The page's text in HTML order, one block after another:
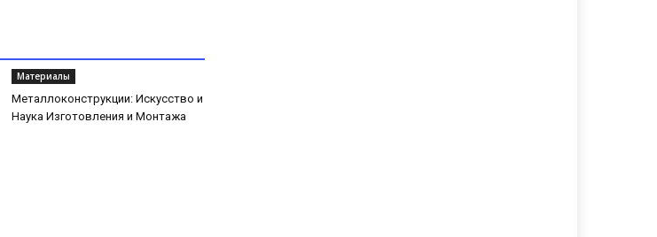
Материалы
Металлоконструкции: Искусство и
Наука Изготовления и Монтажа